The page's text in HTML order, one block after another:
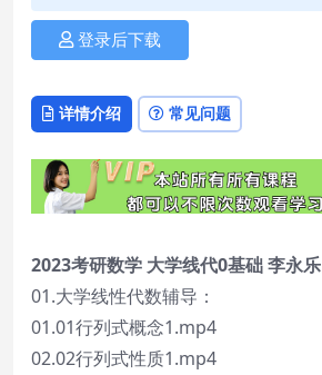
登录后下载
详情介绍 常见问题
2023考研数学 大学线代0基础 李永乐
01.大学线性代数辅导：
01.01行列式概念1.mp4
02.02行列式性质1.mp4